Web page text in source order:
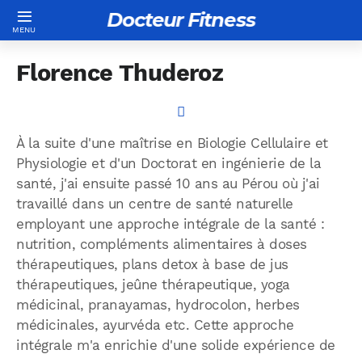
Docteur Fitness
Florence Thuderoz
À la suite d'une maîtrise en Biologie Cellulaire et
Physiologie et d'un Doctorat en ingénierie de la
santé, j'ai ensuite passé 10 ans au Pérou où j'ai
travaillé dans un centre de santé naturelle
employant une approche intégrale de la santé :
nutrition, compléments alimentaires à doses
thérapeutiques, plans detox à base de jus
thérapeutiques, jeûne thérapeutique, yoga
médicinal, pranayamas, hydrocolon, herbes
médicinales, ayurvéda etc. Cette approche
intégrale m'a enrichie d'une solide expérience de